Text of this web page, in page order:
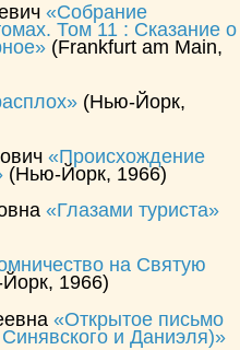
Собрание
Том 11 : Сказание о
(Frankfurt am Main,
(Нью-Йорк,
Происхождение
(Нью-Йорк, 1966)
Глазами туриста
на Святую
1966)
Открытое письмо
и Даниэля)